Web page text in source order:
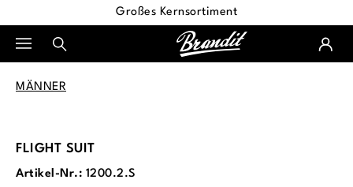
Großes Kernsortiment
MÄNNER
FLIGHT SUIT
Artikel-Nr.: 1200.2.S